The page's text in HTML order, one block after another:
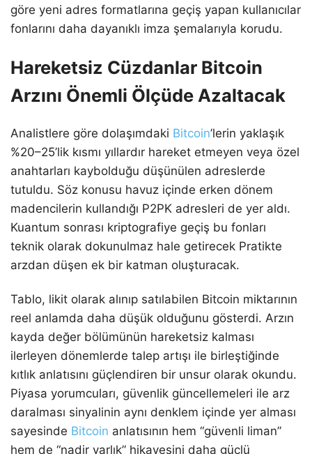
göre yeni adres formatlarına geçiş yapan kullanıcılar
fonlarını daha dayanıklı imza şemalarıyla korudu.
Hareketsiz Cüzdanlar Bitcoin
Arzını Önemli Ölçüde Azaltacak
Analistlere göre dolaşımdaki Bitcoin’lerin yaklaşık
%20–25’lik kısmı yıllardır hareket etmeyen veya özel
anahtarları kaybolduğu düşünülen adreslerde
tutuldu. Söz konusu havuz içinde erken dönem
madencilerin kullandığı P2PK adresleri de yer aldı.
Kuantum sonrası kriptografiye geçiş bu fonları
teknik olarak dokunulmaz hale getirecek Pratikte
arzdan düşen ek bir katman oluşturacak.
Tablo, likit olarak alınıp satılabilen Bitcoin miktarının
reel anlamda daha düşük olduğunu gösterdi. Arzın
kayda değer bölümünün hareketsiz kalması
ilerleyen dönemlerde talep artışı ile birleştiğinde
kıtlık anlatısını güçlendiren bir unsur olarak okundu.
Piyasa yorumcuları, güvenlik güncellemeleri ile arz
daralması sinyalinin aynı denklem içinde yer alması
sayesinde Bitcoin anlatısının hem “güvenli liman”
hem de “nadir varlık” hikayesini daha güçlü